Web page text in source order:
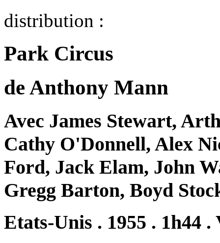
distribution :
Park Circus
de Anthony Mann
Avec James Stewart,
Cathy O'Donnell, Alex
Ford, Jack Elam, John
Gregg Barton, Boyd
Etats-Unis . 1955 . 1h44 .